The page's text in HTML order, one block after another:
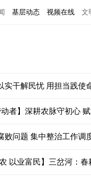
基层动态 视频在线 文
实干解民忧 用担当践使
动者】深耕农脉守初心
以业富民】三岔河：